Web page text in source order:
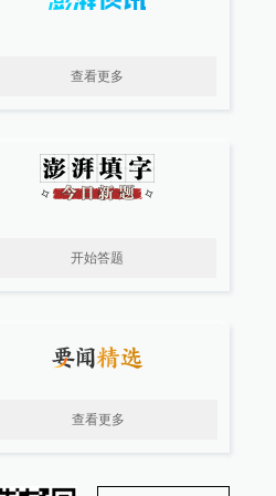
查看更多
开始答题
查看更多